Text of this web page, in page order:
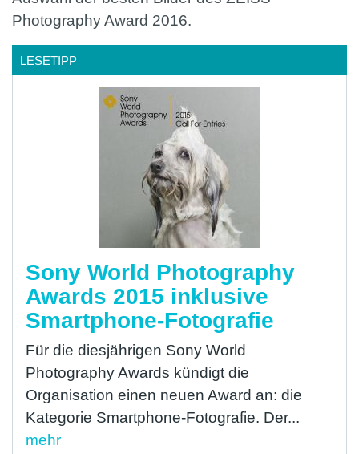
Photography Award 2016.
LESETIPP
Sony World Photography
Awards 2015 inklusive
Smartphone-Fotografie
Für die diesjährigen Sony World
Photography Awards kündigt die
Organisation einen neuen Award an: die
Kategorie Smartphone-Fotografie. Der...
mehr